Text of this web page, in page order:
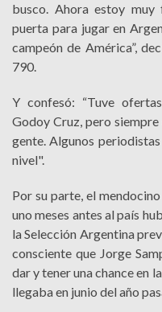
busco. Ahora estoy
puerta para jugar en
campeón de América”,
790.
Y confesó: “Tuve
Godoy Cruz, pero
gente. Algunos
nivel".
Por su parte, el
uno meses antes al país
la Selección Argentina
consciente que Jorge
dar y tener una chance en
llegaba en junio del año